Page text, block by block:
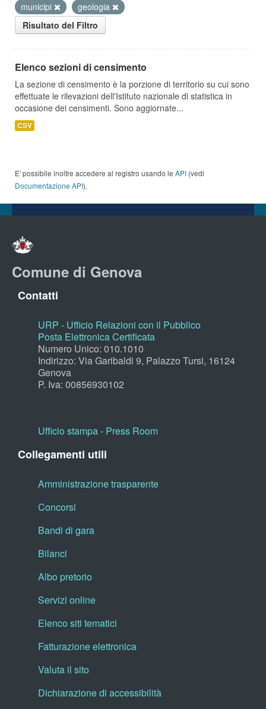
municipi
geologia
Risultato del Filtro
Elenco sezioni di censimento
La sezione di censimento è la porzione di territorio su cui sono
effettuate le rilevazioni dell'Istituto nazionale di statistica in
occasione dei censimenti. Sono aggiornate...
CSV
E' possibile inoltre accedere al registro usando le API (vedi
Documentazione API).
Comune di Genova
Contatti
URP - Ufficio Relazioni con il Pubblico
Posta Elettronica Certificata
Numero Unico: 010.1010
Indirizzo: Via Garibaldi 9, Palazzo Tursi, 16124
Genova
P. Iva: 00856930102
Ufficio stampa - Press Room
Collegamenti utili
Amministrazione trasparente
Concorsi
Bandi di gara
Bilanci
Albo pretorio
Servizi online
Elenco siti tematici
Fatturazione elettronica
Valuta il sito
Dichiarazione di accessibilità